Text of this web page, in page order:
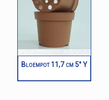
Bloempot 11,7 cm 5° Y